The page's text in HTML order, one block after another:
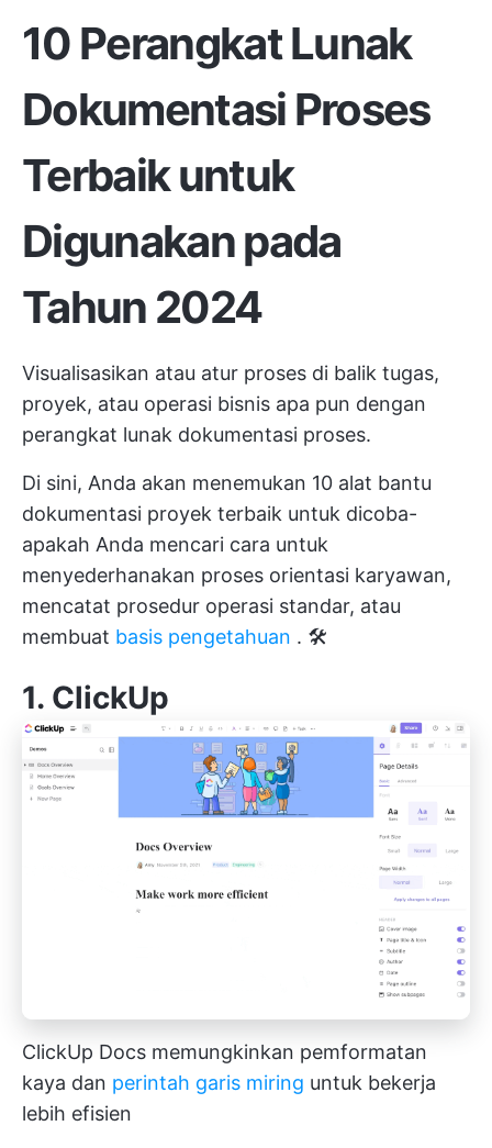
10 Perangkat Lunak
Dokumentasi Proses
Terbaik untuk
Digunakan pada
Tahun 2024
Visualisasikan atau atur proses di balik tugas,
proyek, atau operasi bisnis apa pun dengan
perangkat lunak dokumentasi proses.
Di sini, Anda akan menemukan 10 alat bantu
dokumentasi proyek terbaik untuk dicoba-
apakah Anda mencari cara untuk
menyederhanakan proses orientasi karyawan,
mencatat prosedur operasi standar, atau
membuat basis pengetahuan . 🛠️
1. ClickUp
ClickUp Docs memungkinkan pemformatan
kaya dan perintah garis miring untuk bekerja
lebih efisien